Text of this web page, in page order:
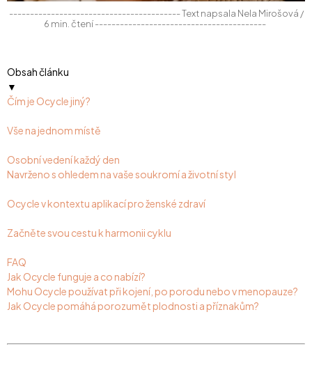
----------------------------------------- Text napsala Nela Mirošová /
6 min. čtení -----------------------------------------
Obsah článku
▼
Čím je Ocycle jiný?
Vše na jednom místě
Osobní vedení každý den
Navrženo s ohledem na vaše soukromí a životní styl
Ocycle v kontextu aplikací pro ženské zdraví
Začněte svou cestu k harmonii cyklu
FAQ
Jak Ocycle funguje a co nabízí?
Mohu Ocycle používat při kojení, po porodu nebo v menopauze?
Jak Ocycle pomáhá porozumět plodnosti a příznakům?